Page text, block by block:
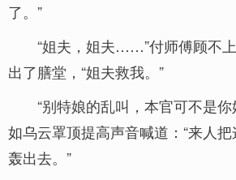
了。”
“姐夫，姐夫……”付师傅顾不
出了膳堂，“姐夫救我。”
“别特娘的乱叫，本官可不是
如乌云罩顶提高声音喊道：“来人
轰出去。”